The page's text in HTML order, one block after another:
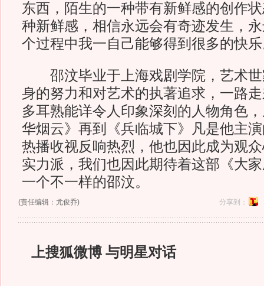
东西，陌生的一种带有新鲜感的创作
种新鲜感，相信永远会有奇迹发生，
个过程中我一自己能够得到很多的快
邵汶毕业于上海戏剧学院，艺术世
身的努力和对艺术的执著追求，一路
多耳熟能详令人印象深刻的人物角色
华烟云》再到《兵临城下》凡是他主
热播收视反响热烈，他也因此成为观
实力派，我们也因此期待着这部《大
一个不一样的邵汶。
(责任编辑：尤俊乔) 分享到：
上搜狐微博 与明星对话